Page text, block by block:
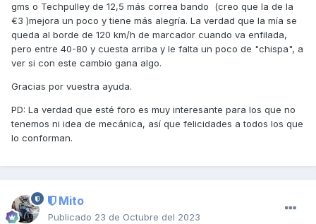
gms o Techpulley de 12,5 más correa bando (creo que la de la
€3 )mejora un poco y tiene más alegría. La verdad que la mía se
queda al borde de 120 km/h de marcador cuando va enfilada,
pero entre 40-80 y cuesta arriba y le falta un poco de "chispa", a
ver si con este cambio gana algo.
Gracias por vuestra ayuda.
PD: La verdad que esté foro es muy interesante para los que no
tenemos ni idea de mecánica, así que felicidades a todos los que
lo conforman.
Mito
Publicado 23 de Octubre del 2023